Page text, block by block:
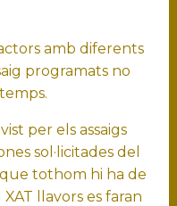
amb diferents
programats no
per els assaigs
sol·licitades del
que tothom hi ha de
llavors es faran